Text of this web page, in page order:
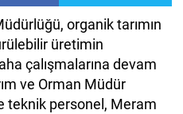
organik tarımın
üretimin
çalışmalarına devam
ve Orman Müdür
teknik personel, Meram